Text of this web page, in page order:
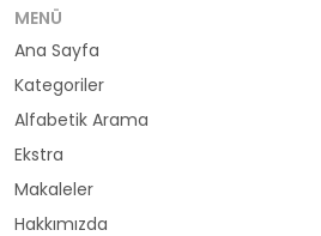
MENÜ
Ana Sayfa
Kategoriler
Alfabetik Arama
Ekstra
Makaleler
Hakkımızda